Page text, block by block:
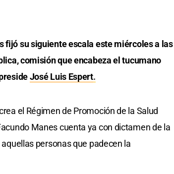
fijó su siguiente escala este miércoles a las
comisión que encabeza el tucumano
José Luis Espert.
el Régimen de Promoción de la Salud
Manes cuenta ya con dictamen de la
personas que padecen la